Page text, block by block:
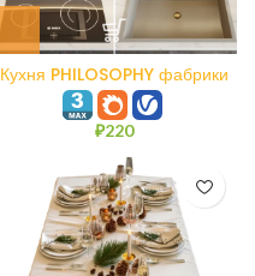
Кухня PHILOSOPHY фабрики
PHILIPP SELVE
₽220